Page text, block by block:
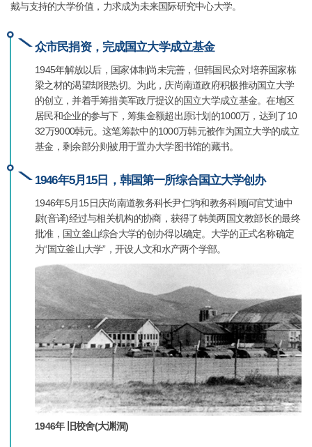
戴与支持的大学价值，力求成为未来国际研究中心大学。
众市民捐资，完成国立大学成立基金
1945年解放以后，国家体制尚未完善，但韩国民众对培养国家栋
梁之材的渴望却很热切。为此，庆尚南道政府积极推动国立大学
的创立，并着手筹措美军政厅提议的国立大学成立基金。在地区
居民和企业的参与下，筹集金额超出原计划的1000万，达到了10
32万9000韩元。这笔筹款中的1000万韩元被作为国立大学的成立
基金，剩余部分则被用于置办大学图书馆的藏书。
1946年5月15日，韩国第一所综合国立大学创办
1946年5月15日庆尚南道教务科长尹仁驹和教务科顾问官艾迪中
尉(音译)经过与相关机构的协商，获得了韩美两国文教部长的最终
批准，国立釜山综合大学的创办得以确定。大学的正式名称确定
为“国立釜山大学”，开设人文和水产两个学部。
1946年 旧校舍(大渊洞)